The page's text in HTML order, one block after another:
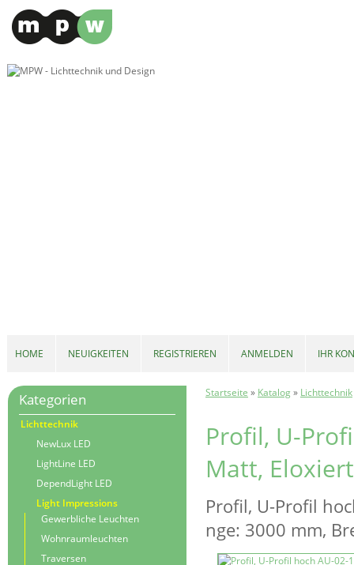
Startseite » Katalog» Lichttechnik
Profil, U-
Matt,
Profil, U-Profil
nge: 3000 mm,
Kategorien
Lichttechnik
NewLux LED
LightLine LED
DependLight LED
Light Impressions
Gewerbliche Leuchten
Wohnraumleuchten
Traversen
HOME NEUIGKEITEN REGISTRIEREN ANMELDEN IHR